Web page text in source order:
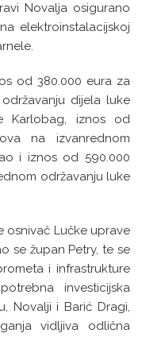
Novalja osigurano
elektroinstalacijskoj
od 380.000 eura za
dijela luke
Karlobag, iznos od
na izvanrednom
i iznos od 590.000
održavanju luke
osnivač Lučke uprave
se župan Petry, te se
i infrastrukture
investicijska
Novalji i Barić Dragi,
vidljiva odlična